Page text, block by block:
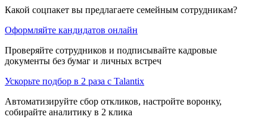
Какой соцпакет вы предлагаете семейным сотрудникам?
Оформляйте кандидатов онлайн
Проверяйте сотрудников и подписывайте кадровые
документы без бумаг и личных встреч
Ускорьте подбор в 2 раза с Talantix
Автоматизируйте сбор откликов, настройте воронку,
собирайте аналитику в 2 клика